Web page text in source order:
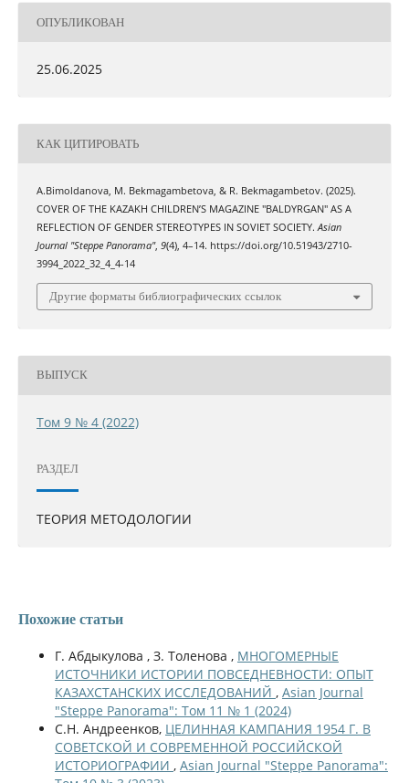
ОПУБЛИКОВАН
25.06.2025
КАК ЦИТИРОВАТЬ
A.Bimoldanova, M. Bekmagambetova, & R. Bekmagambetov. (2025).
COVER OF THE KAZAKH CHILDREN’S MAGAZINE "BALDYRGAN" AS A
REFLECTION OF GENDER STEREOTYPES IN SOVIET SOCIETY.Asian
Journal "Steppe Panorama", 9(4), 4–14. https://doi.org/10.51943/2710-
3994_2022_32_4_4-14
Другие форматы библиографических ссылок
ВЫПУСК
Том 9 № 4 (2022)
РАЗДЕЛ
ТЕОРИЯ МЕТОДОЛОГИИ
Похожие статьи
Г. Абдыкулова , З. Толенова , МНОГОМЕРНЫЕ
ИСТОЧНИКИ ИСТОРИИ ПОВСЕДНЕВНОСТИ: ОПЫТ
КАЗАХСТАНСКИХ ИССЛЕДОВАНИЙ , Asian Journal
"Steppe Panorama": Том 11 № 1 (2024)
С.Н. Андреенков, ЦЕЛИННАЯ КАМПАНИЯ 1954 Г. В
СОВЕТСКОЙ И СОВРЕМЕННОЙ РОССИЙСКОЙ
ИСТОРИОГРАФИИ , Asian Journal "Steppe Panorama":